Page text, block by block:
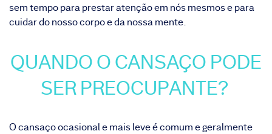
sem tempo para prestar atenção em nós mesmos e para
cuidar do nosso corpo e da nossa mente.
QUANDO O CANSAÇO PODE
SER PREOCUPANTE?
O cansaço ocasional e mais leve é comum e geralmente